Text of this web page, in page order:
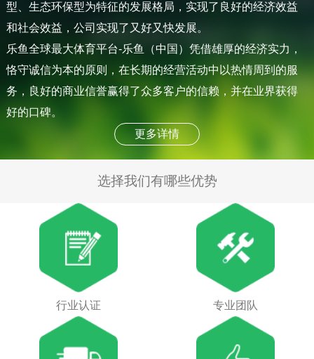
型、生态环保型为特征的发展格局，实现了良好的经济效益
和社会效益，公司实现了又好又快发展。
乐鱼全球最大体育平台-乐鱼（中国）凭借雄厚的经济实力，
恪守诚信为本的原则，在长期的经营活动中以热情周到的服
务，良好的商业信誉赢得了众多客户的信赖，并在业界获得
好的口碑。
更多详情
选择我们有哪些优势
行业认证 专业团队